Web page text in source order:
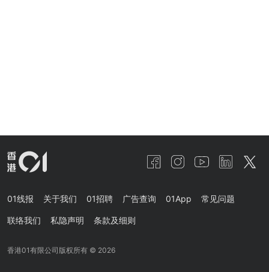
01线报 关于我们 01招聘 广告查询 01App 常见问题
联络我们 私隐声明 条款及细则
香港01有限公司版权所有 © 2026